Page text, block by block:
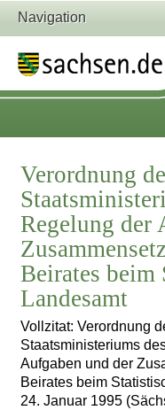
Navigation
Verordnung
Regelung der
Beirates beim
Landesamt
Vollzitat: Verordnung
Staatsministeriums
Aufgaben und der
Beirates beim
24. Januar 1995